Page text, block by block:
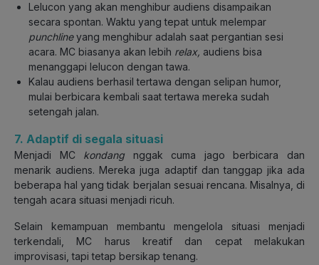
Lelucon yang akan menghibur audiens disampaikan
secara spontan. Waktu yang tepat untuk melempar
punchlineyang menghibur adalah saat pergantian sesi
acara. MC biasanya akan lebih relax, audiens bisa
menanggapi lelucon dengan tawa.
Kalau audiens berhasil tertawa dengan selipan humor,
mulai berbicara kembali saat tertawa mereka sudah
setengah jalan.
7. Adaptif di segala situasi
Menjadi MC kondang nggak cuma jago berbicara dan
menarik audiens. Mereka juga adaptif dan tanggap jika ada
beberapa hal yang tidak berjalan sesuai rencana. Misalnya, di
tengah acara situasi menjadi ricuh.
Selain kemampuan membantu mengelola situasi menjadi
terkendali, MC harus kreatif dan cepat melakukan
improvisasi, tapi tetap bersikap tenang.